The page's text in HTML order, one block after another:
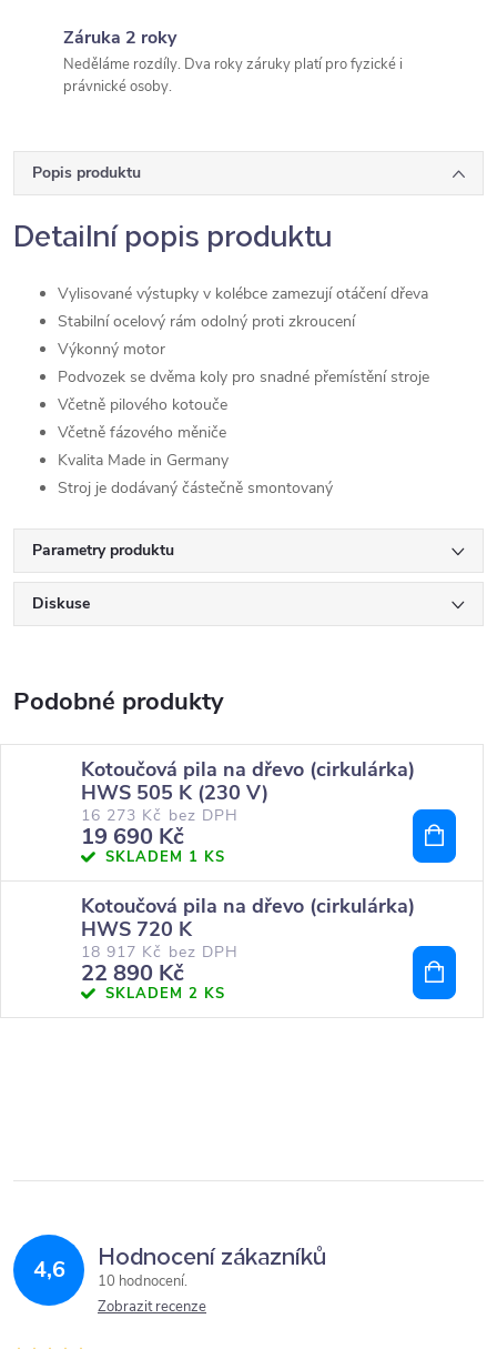
Záruka 2 roky
Neděláme rozdíly. Dva roky záruky platí pro fyzické i
právnické osoby.
Popis produktu
Detailní popis produktu
Vylisované výstupky v kolébce zamezují otáčení dřeva
Stabilní ocelový rám odolný proti zkroucení
Výkonný motor
Podvozek se dvěma koly pro snadné přemístění stroje
Včetně pilového kotouče
Včetně fázového měniče
Kvalita Made in Germany
Stroj je dodávaný částečně smontovaný
Parametry produktu
Diskuse
Kotoučová pila na dřevo (cirkulárka)
HWS 505 K (230 V)
16 273 Kč bez DPH
19 690 Kč
SKLADEM 1 KS
Kotoučová pila na dřevo (cirkulárka)
HWS 720 K
18 917 Kč bez DPH
22 890 Kč
SKLADEM 2 KS
4,6 Hodnocení zákazníků
10 hodnocení
Zobrazit recenze